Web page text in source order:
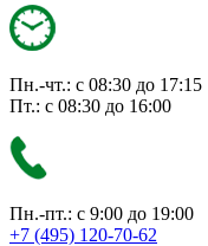
Пн.-чт.: с 08:30 до 17:15
Пт.: с 08:30 до 16:00
Пн.-пт.: с 9:00 до 19:00
+7 (495) 120-70-62